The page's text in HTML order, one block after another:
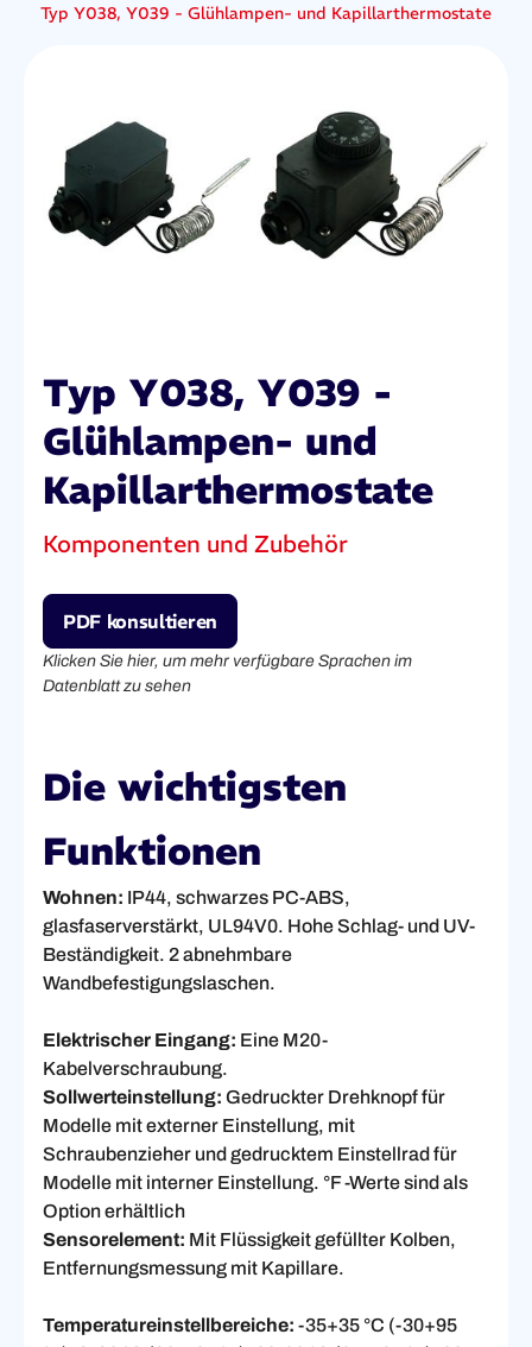
Typ Y038, Y039 - Glühlampen- und Kapillarthermostate
Typ Y038, Y039 -
Glühlampen- und
Kapillarthermostate
Komponenten und Zubehör
PDF konsultieren
Klicken Sie hier, um mehr verfügbare Sprachen im
Datenblatt zu sehen
Die wichtigsten
Funktionen
Wohnen: IP44, schwarzes PC-ABS,
glasfaserverstärkt, UL94V0. Hohe Schlag- und UV-
Beständigkeit. 2 abnehmbare
Wandbefestigungslaschen.
Elektrischer Eingang: Eine M20-
Kabelverschraubung.
Sollwerteinstellung: Gedruckter Drehknopf für
Modelle mit externer Einstellung, mit
Schraubenzieher und gedrucktem Einstellrad für
Modelle mit interner Einstellung. °F -Werte sind als
Option erhältlich
Sensorelement: Mit Flüssigkeit gefüllter Kolben,
Entfernungsmessung mit Kapillare.
Temperatureinstellbereiche: -35+35 °C (-30+95